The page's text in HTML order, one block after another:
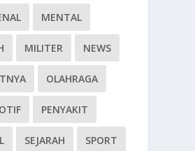
MENTAL
MILITER NEWS
OLAHRAGA
PENYAKIT
SEJARAH SPORT